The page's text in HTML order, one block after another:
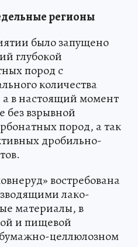
регионы
было запущено
глубокой
пород с
количества
а в настоящий момент
взрывной
пород, а так
дробильно-
востребована
лако-
материалы, в
и пищевой
целлюлозном